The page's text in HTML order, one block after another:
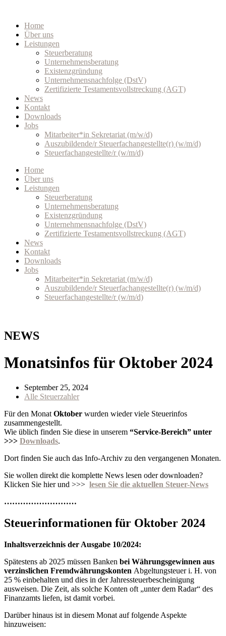
wechselnHome
Über uns
Leistungen
Steuerberatung
Unternehmensberatung
Existenzgründung
Unternehmensnachfolge (DstV)
Zertifizierte Testamentsvollstreckung (AGT)
News
Kontakt
Downloads
Jobs
Mitarbeiter*in Sekretariat (m/w/d)
Auszubildende/r Steuerfachangestellte(r) (w/m/d)
Steuerfachangestellte/r (w/m/d)
Home
Über uns
Leistungen
Steuerberatung
Unternehmensberatung
Existenzgründung
Unternehmensnachfolge (DstV)
Zertifizierte Testamentsvollstreckung (AGT)
News
Kontakt
Downloads
Jobs
Mitarbeiter*in Sekretariat (m/w/d)
Auszubildende/r Steuerfachangestellte(r) (w/m/d)
Steuerfachangestellte/r (w/m/d)
NEWS
Monatsinfos für Oktober 2024
September 25, 2024
Alle Steuerzahler
Für den Monat Oktober wurden wieder viele Steuerinfos
zusammengestellt.
Wie üblich finden Sie diese in unserem “Service-Bereich” unter
>>> Downloads.
Dort finden Sie auch das Info-Archiv zu den vergangenen Monaten.
Sie wollen direkt die komplette News lesen oder downloaden?
Klicken Sie hier und >>> lesen Sie die aktuellen Steuer-News
………………………
Steuerinformationen für Oktober 2024
Inhaltsverzeichnis der Ausgabe 10/2024:
Spätestens ab 2025 müssen Banken bei Währungsgewinnen aus
verzinslichen Fremdwährungskonten Abgeltungsteuer i. H. von
25 % einbehalten und dies in der Jahressteuerbescheinigung
ausweisen. Die Zeit, als solche Konten oft „unter dem Radar“ des
Finanzamts liefen, ist damit vorbei.
Darüber hinaus ist in diesem Monat auf folgende Aspekte
hinzuweisen: